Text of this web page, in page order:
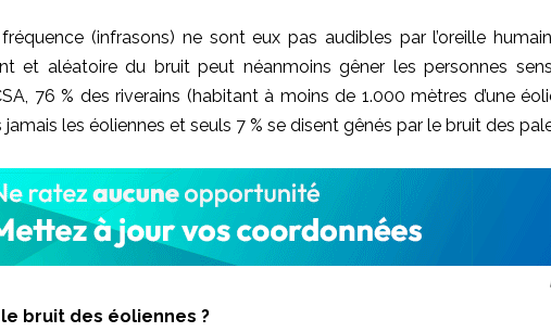
(infrasons) ne sont eux pas audibles par l’oreille
et aléatoire du bruit peut néanmoins gêner les personnes
76 % des riverains (habitant à moins de 1.000 mètres d’une
jamais les éoliennes et seuls 7 % se disent gênés par le bruit des
bruit des éoliennes ?